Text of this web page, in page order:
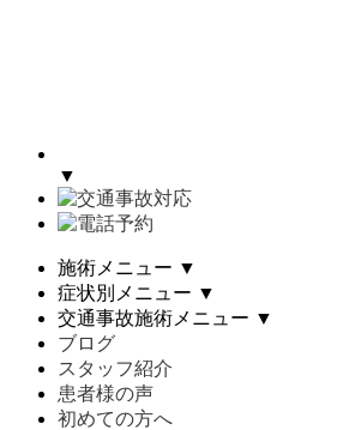
▼
施術メニュー ▼
症状別メニュー ▼
交通事故施術メニュー ▼
ブログ
スタッフ紹介
患者様の声
初めての方へ